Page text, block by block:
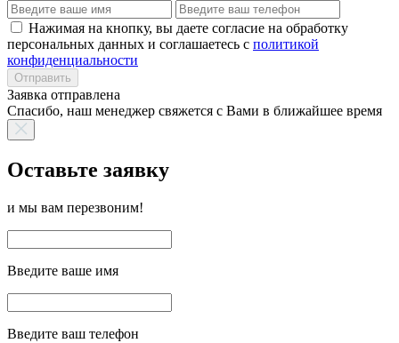
Нажимая на кнопку, вы даете согласие на обработку
персональных данных и соглашаетесь с политикой
конфиденциальности
Отправить
Заявка отправлена
Спасибо, наш менеджер свяжется с Вами в ближайшее время
Оставьте заявку
и мы вам перезвоним!
Введите ваше имя
Введите ваш телефон